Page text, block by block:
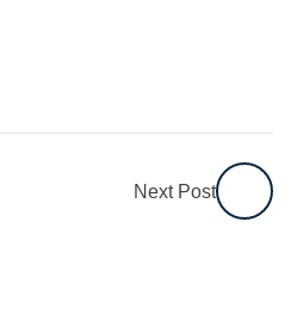
Next Post